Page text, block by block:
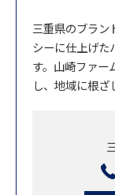
三重県のブラン
シーに仕上げた
す。山崎ファー
し、地域に根ざ